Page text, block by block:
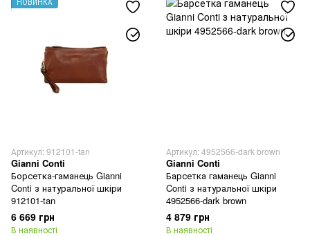
НОВИНКА
Артикул: 912101-tan
Gianni Conti
Борсетка-гаманець Gianni
Conti з натуральної шкіри
912101-tan
6 669 грн
В наявності
Артикул: 4952566-dark brown
Gianni Conti
Барсетка гаманець Gianni
Conti з натуральної шкіри
4952566-dark brown
4 879 грн
В наявності